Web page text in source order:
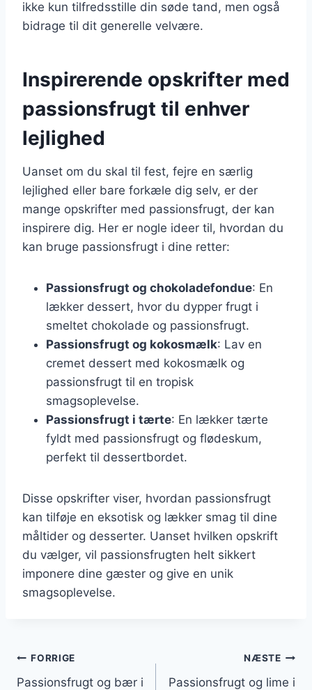
ikke kun tilfredsstille din søde tand, men også
bidrage til dit generelle velvære.
Inspirerende opskrifter med
passionsfrugt til enhver
lejlighed
Uanset om du skal til fest, fejre en særlig
lejlighed eller bare forkæle dig selv, er der
mange opskrifter med passionsfrugt, der kan
inspirere dig. Her er nogle ideer til, hvordan du
kan bruge passionsfrugt i dine retter:
Passionsfrugt og chokoladefondue: En
lækker dessert, hvor du dypper frugt i
smeltet chokolade og passionsfrugt.
Passionsfrugt og kokosmælk: Lav en
cremet dessert med kokosmælk og
passionsfrugt til en tropisk
smagsoplevelse.
Passionsfrugt i tærte: En lækker tærte
fyldt med passionsfrugt og flødeskum,
perfekt til dessertbordet.
Disse opskrifter viser, hvordan passionsfrugt
kan tilføje en eksotisk og lækker smag til dine
måltider og desserter. Uanset hvilken opskrift
du vælger, vil passionsfrugten helt sikkert
imponere dine gæster og give en unik
smagsoplevelse.
Indlægsnavigation
FORRIGE
Passionsfrugt og bær i
NÆSTE
Passionsfrugt og lime i